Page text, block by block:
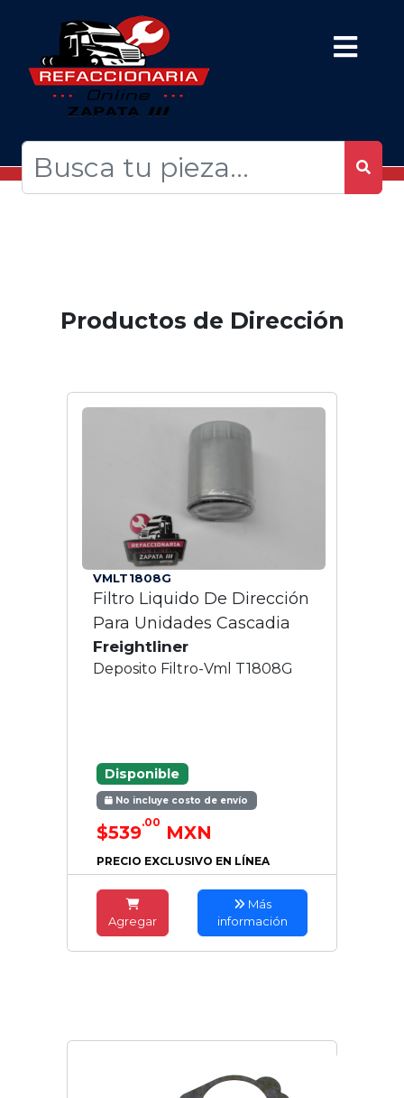
Productos de Dirección
VMLT1808G
Filtro Liquido De Dirección
Para Unidades Cascadia
Freightliner
Deposito Filtro-Vml T1808G
Disponible
No incluye costo de envío
$539.00 MXN
PRECIO EXCLUSIVO EN LÍNEA
Agregar
Más
información